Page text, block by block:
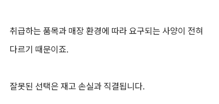
취급하는 품목과 매장 환경에 따라 요구되는 사양이 전혀
다르기 때문이죠.
잘못된 선택은 재고 손실과 직결됩니다.